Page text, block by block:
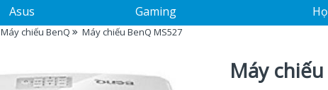
Asus
Gaming
Máy chiếu BenQ Máy chiếu BenQ MS527
Máy